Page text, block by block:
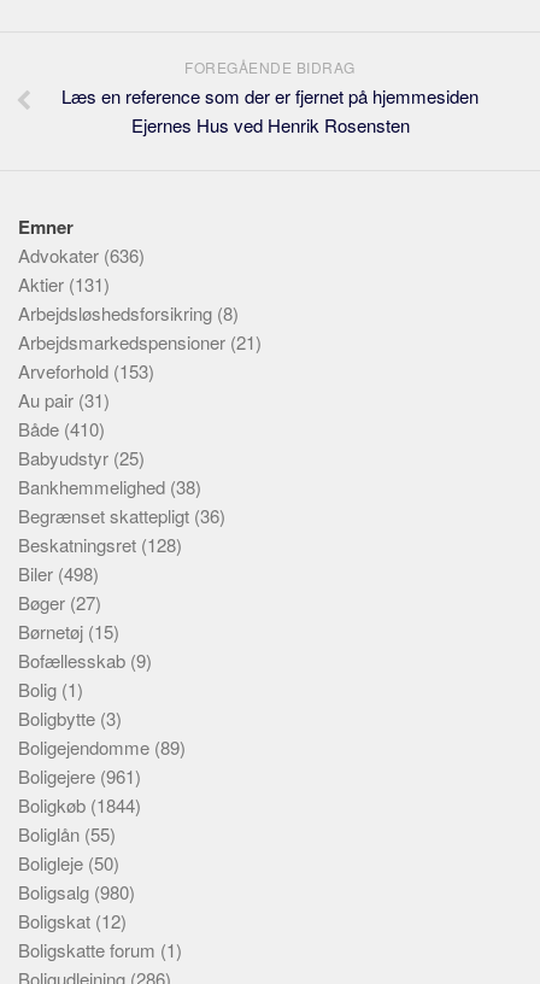
FOREGÅENDE BIDRAG
Læs en reference som der er fjernet på hjemmesiden
Ejernes Hus ved Henrik Rosensten
Emner
Advokater (636)
Aktier (131)
Arbejdsløshedsforsikring (8)
Arbejdsmarkedspensioner (21)
Arveforhold (153)
Au pair (31)
Både (410)
Babyudstyr (25)
Bankhemmelighed (38)
Begrænset skattepligt (36)
Beskatningsret (128)
Biler (498)
Bøger (27)
Børnetøj (15)
Bofællesskab (9)
Bolig (1)
Boligbytte (3)
Boligejendomme (89)
Boligejere (961)
Boligkøb (1844)
Boliglån (55)
Boligleje (50)
Boligsalg (980)
Boligskat (12)
Boligskatte forum (1)
Boligudlejning (286)